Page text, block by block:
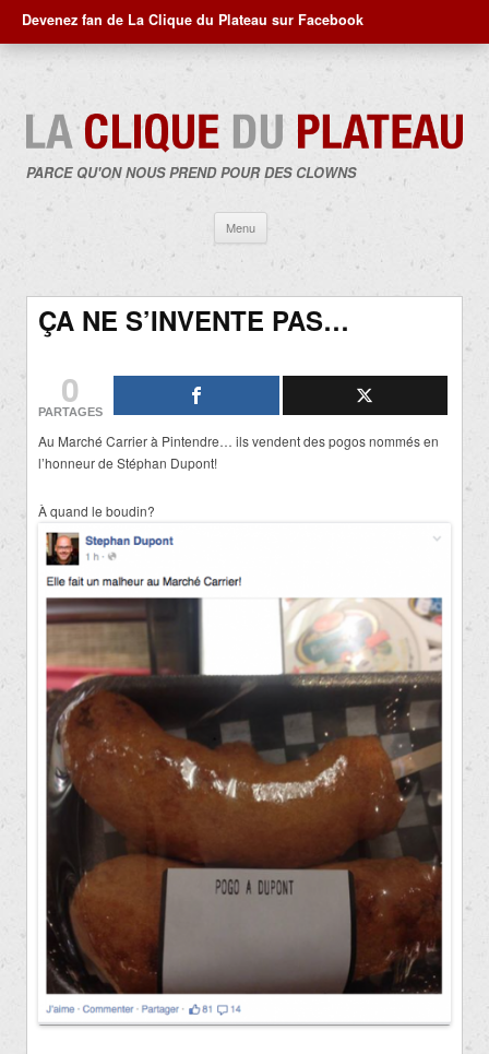
Devenez fan de La Clique du Plateau sur Facebook
PARCE QU'ON NOUS PREND POUR DES CLOWNS
Menu
contenu
ÇA NE S’INVENTE PAS…
0
PARTAGES
Au Marché Carrier à Pintendre… ils vendent des pogos nommés en
l’honneur de Stéphan Dupont!
À quand le boudin?